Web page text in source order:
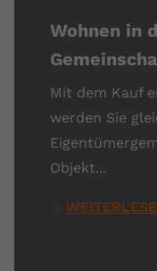
Wohnen in
Mit dem Kauf
werden Sie
Objekt...